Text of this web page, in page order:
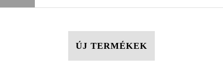
ÚJ TERMÉKEK